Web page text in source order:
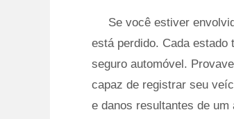
Se você estiver
está perdido. Cada
seguro automóvel.
capaz de registrar seu
e danos resultantes de um